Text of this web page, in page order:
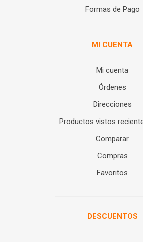
Formas de Pago
MI CUENTA
Mi cuenta
Órdenes
Direcciones
Productos vistos
Comparar
Compras
Favoritos
DESCUENTOS